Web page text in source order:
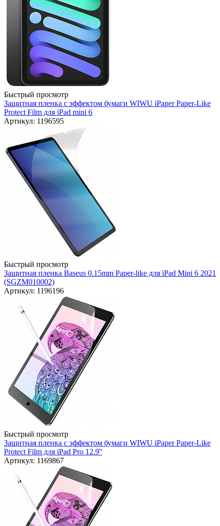
Быстрый просмотр
Защитная пленка с эффектом бумаги WIWU iPaper Paper-Like
Protect Film для iPad mini 6
Артикул: 1196595
Быстрый просмотр
Защитная пленка Baseus 0.15mm Paper-like для iPad Mini 6 2021
(SGZM010002)
Артикул: 1196196
Быстрый просмотр
Защитная пленка с эффектом бумаги WIWU iPaper Paper-Like
Protect Film для iPad Pro 12.9''
Артикул: 1169867